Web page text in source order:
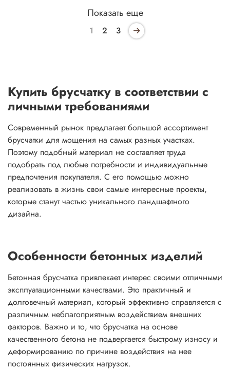
Показать еще
1 2 3
Купить брусчатку в соответствии с
личными требованиями
Современный рынок предлагает большой ассортимент
брусчатки для мощения на самых разных участках.
Поэтому подобный материал не составляет труда
подобрать под любые потребности и индивидуальные
предпочтения покупателя. С его помощью можно
реализовать в жизнь свои самые интересные проекты,
которые станут частью уникального ландшафтного
дизайна.
Особенности бетонных изделий
Бетонная брусчатка привлекает интерес своими отличными
эксплуатационными качествами. Это практичный и
долговечный материал, который эффективно справляется с
различным неблагоприятным воздействием внешних
факторов. Важно и то, что брусчатка на основе
качественного бетона не подвергается быстрому износу и
деформированию по причине воздействия на нее
постоянных физических нагрузок.